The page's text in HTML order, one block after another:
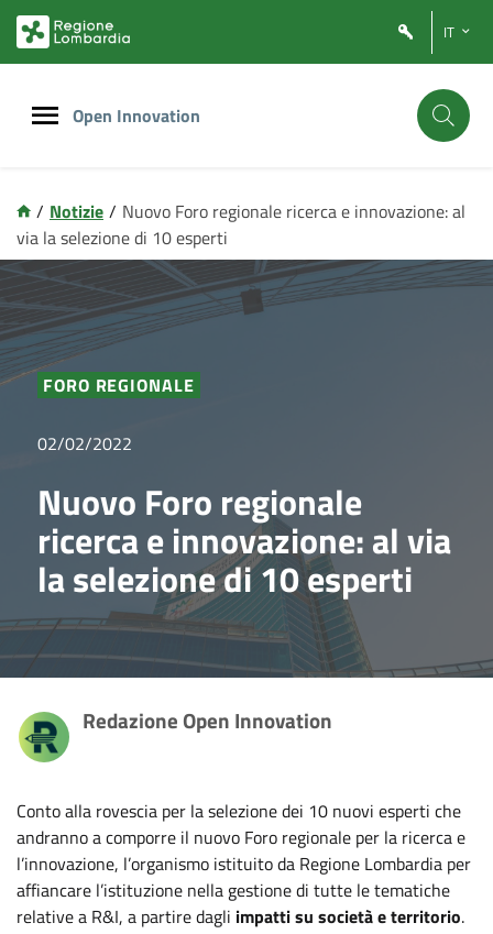
contenuto
footer
IT
Open Innovation
/ Notizie / Nuovo Foro regionale ricerca e innovazione: al
via la selezione di 10 esperti
FORO REGIONALE
02/02/2022
Nuovo Foro regionale
ricerca e innovazione: al via
la selezione di 10 esperti
Redazione Open Innovation
Conto alla rovescia per la selezione dei 10 nuovi esperti che
andranno a comporre il nuovo Foro regionale per la ricerca e
l’innovazione, l’organismo istituito da Regione Lombardia per
affiancare l’istituzione nella gestione di tutte le tematiche
relative a R&I, a partire dagli impatti su società e territorio.